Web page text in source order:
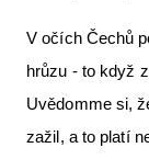
V očích Čechů
hrůzu - to když
Uvědomme si,
zažil, a to platí